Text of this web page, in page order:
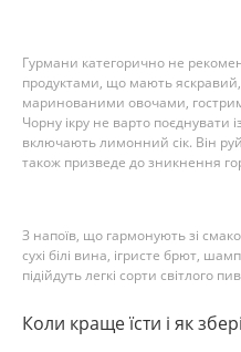
Гурмани категорично не
продуктами, що мають
маринованими овочами,
Чорну ікру не варто
включають лимонний сік. Він
також призведе до зникнення
З напоїв, що гармонують зі
сухі білі вина, ігристе брют,
підійдуть легкі сорти
Коли краще їсти і як